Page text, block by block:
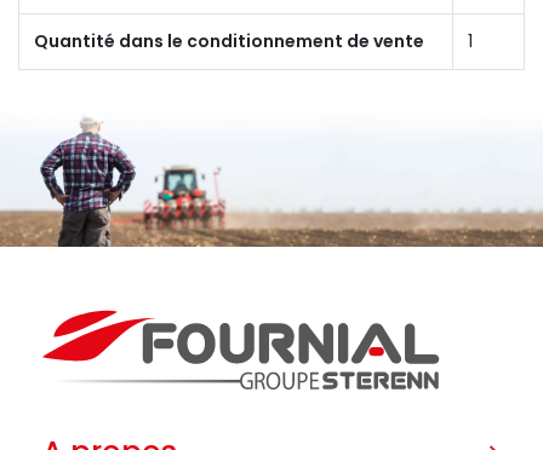
Quantité dans le conditionnement de vente 1